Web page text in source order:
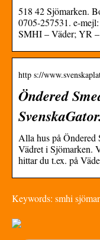
518 42 Sjömarken.
0705-257531. e-
SMHI – Väder; YR
http s://
Öndered
Alla hus på Öndered
Vädret i Sjömarken.
hittar du t.ex. på
Keywords: smhi